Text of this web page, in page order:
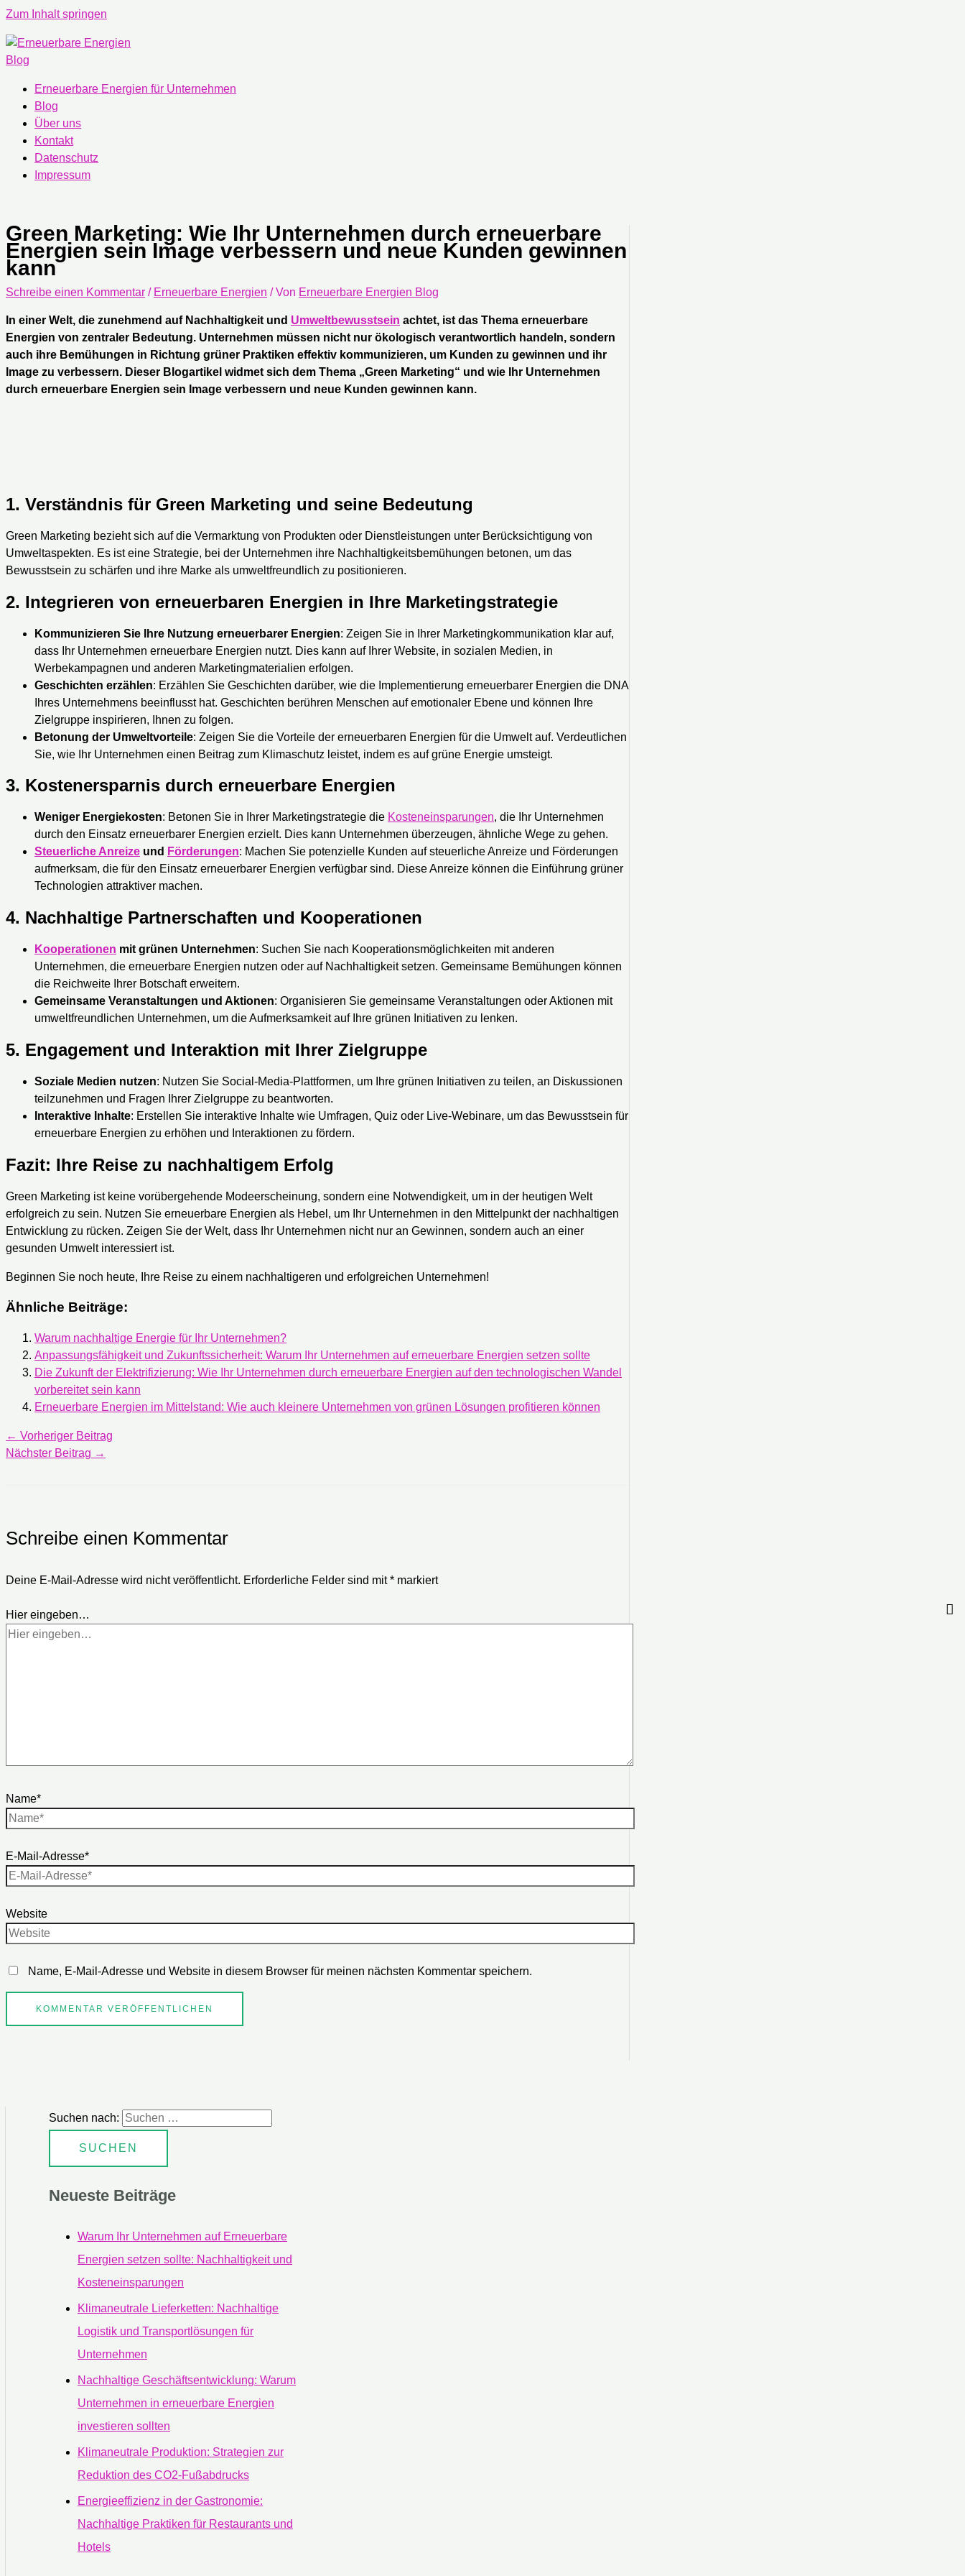
Zum Inhalt springen
Erneuerbare Energien für Unternehmen
Blog
Über uns
Kontakt
Datenschutz
Impressum
Green Marketing: Wie Ihr Unternehmen durch erneuerbare
Energien sein Image verbessern und neue Kunden gewinnen
kann
Schreibe einen Kommentar / Erneuerbare Energien / Von Erneuerbare Energien Blog
In einer Welt, die zunehmend auf Nachhaltigkeit und Umweltbewusstsein achtet, ist das Thema erneuerbare
Energien von zentraler Bedeutung. Unternehmen müssen nicht nur ökologisch verantwortlich handeln, sondern
auch ihre Bemühungen in Richtung grüner Praktiken effektiv kommunizieren, um Kunden zu gewinnen und ihr
Image zu verbessern. Dieser Blogartikel widmet sich dem Thema „Green Marketing“ und wie Ihr Unternehmen
durch erneuerbare Energien sein Image verbessern und neue Kunden gewinnen kann.
1. Verständnis für Green Marketing und seine Bedeutung
Green Marketing bezieht sich auf die Vermarktung von Produkten oder Dienstleistungen unter Berücksichtigung von
Umweltaspekten. Es ist eine Strategie, bei der Unternehmen ihre Nachhaltigkeitsbemühungen betonen, um das
Bewusstsein zu schärfen und ihre Marke als umweltfreundlich zu positionieren.
2. Integrieren von erneuerbaren Energien in Ihre Marketingstrategie
Kommunizieren Sie Ihre Nutzung erneuerbarer Energien: Zeigen Sie in Ihrer Marketingkommunikation klar auf,
dass Ihr Unternehmen erneuerbare Energien nutzt. Dies kann auf Ihrer Website, in sozialen Medien, in
Werbekampagnen und anderen Marketingmaterialien erfolgen.
Geschichten erzählen: Erzählen Sie Geschichten darüber, wie die Implementierung erneuerbarer Energien die DNA
Ihres Unternehmens beeinflusst hat. Geschichten berühren Menschen auf emotionaler Ebene und können Ihre
Zielgruppe inspirieren, Ihnen zu folgen.
Betonung der Umweltvorteile: Zeigen Sie die Vorteile der erneuerbaren Energien für die Umwelt auf. Verdeutlichen
Sie, wie Ihr Unternehmen einen Beitrag zum Klimaschutz leistet, indem es auf grüne Energie umsteigt.
3. Kostenersparnis durch erneuerbare Energien
Weniger Energiekosten: Betonen Sie in Ihrer Marketingstrategie die Kosteneinsparungen, die Ihr Unternehmen
durch den Einsatz erneuerbarer Energien erzielt. Dies kann Unternehmen überzeugen, ähnliche Wege zu gehen.
Steuerliche Anreize und Förderungen: Machen Sie potenzielle Kunden auf steuerliche Anreize und Förderungen
aufmerksam, die für den Einsatz erneuerbarer Energien verfügbar sind. Diese Anreize können die Einführung grüner
Technologien attraktiver machen.
4. Nachhaltige Partnerschaften und Kooperationen
Kooperationen mit grünen Unternehmen: Suchen Sie nach Kooperationsmöglichkeiten mit anderen
Unternehmen, die erneuerbare Energien nutzen oder auf Nachhaltigkeit setzen. Gemeinsame Bemühungen können
die Reichweite Ihrer Botschaft erweitern.
Gemeinsame Veranstaltungen und Aktionen: Organisieren Sie gemeinsame Veranstaltungen oder Aktionen mit
umweltfreundlichen Unternehmen, um die Aufmerksamkeit auf Ihre grünen Initiativen zu lenken.
5. Engagement und Interaktion mit Ihrer Zielgruppe
Soziale Medien nutzen: Nutzen Sie Social-Media-Plattformen, um Ihre grünen Initiativen zu teilen, an Diskussionen
teilzunehmen und Fragen Ihrer Zielgruppe zu beantworten.
Interaktive Inhalte: Erstellen Sie interaktive Inhalte wie Umfragen, Quiz oder Live-Webinare, um das Bewusstsein für
erneuerbare Energien zu erhöhen und Interaktionen zu fördern.
Fazit: Ihre Reise zu nachhaltigem Erfolg
Green Marketing ist keine vorübergehende Modeerscheinung, sondern eine Notwendigkeit, um in der heutigen Welt
erfolgreich zu sein. Nutzen Sie erneuerbare Energien als Hebel, um Ihr Unternehmen in den Mittelpunkt der nachhaltigen
Entwicklung zu rücken. Zeigen Sie der Welt, dass Ihr Unternehmen nicht nur an Gewinnen, sondern auch an einer
gesunden Umwelt interessiert ist.
Beginnen Sie noch heute, Ihre Reise zu einem nachhaltigeren und erfolgreichen Unternehmen!
Ähnliche Beiträge:
Warum nachhaltige Energie für Ihr Unternehmen?
Anpassungsfähigkeit und Zukunftssicherheit: Warum Ihr Unternehmen auf erneuerbare Energien setzen sollte
Die Zukunft der Elektrifizierung: Wie Ihr Unternehmen durch erneuerbare Energien auf den technologischen Wandel
vorbereitet sein kann
Erneuerbare Energien im Mittelstand: Wie auch kleinere Unternehmen von grünen Lösungen profitieren können
← Vorheriger Beitrag
Nächster Beitrag →
Schreibe einen Kommentar
Deine E-Mail-Adresse wird nicht veröffentlicht. Erforderliche Felder sind mit* markiert
Hier eingeben…
Name*
E-Mail-Adresse*
Website
Name, E-Mail-Adresse und Website in diesem Browser für meinen nächsten Kommentar speichern.
Suchen nach:
Neueste Beiträge
Warum Ihr Unternehmen auf Erneuerbare
Energien setzen sollte: Nachhaltigkeit und
Kosteneinsparungen
Klimaneutrale Lieferketten: Nachhaltige
Logistik und Transportlösungen für
Unternehmen
Nachhaltige Geschäftsentwicklung: Warum
Unternehmen in erneuerbare Energien
investieren sollten
Klimaneutrale Produktion: Strategien zur
Reduktion des CO2-Fußabdrucks
Energieeffizienz in der Gastronomie:
Nachhaltige Praktiken für Restaurants und
Hotels